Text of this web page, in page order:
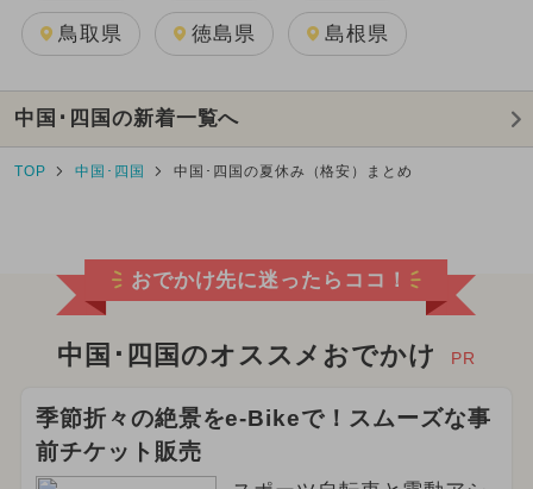
鳥取県 徳島県 島根県
中国･四国の新着一覧へ
TOP 中国･四国 中国･四国の夏休み（格安）まとめ
おでかけ先に迷ったらココ！
中国･四国のオススメおでかけ PR
季節折々の絶景をe-Bikeで！スムーズな事
前チケット販売